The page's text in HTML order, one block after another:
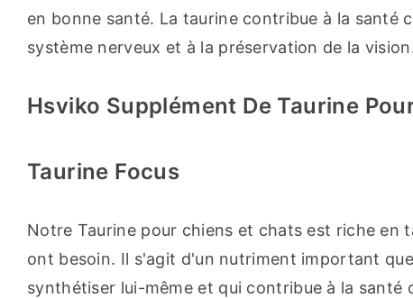
en bonne santé. La taurine contribue à la
système nerveux et à la préservation de la
Hsviko Supplément De Taurine
Taurine Focus
Notre Taurine pour chiens et chats est riche en
ont besoin. Il s'agit d'un nutriment important
synthétiser lui-même et qui contribue à la santé